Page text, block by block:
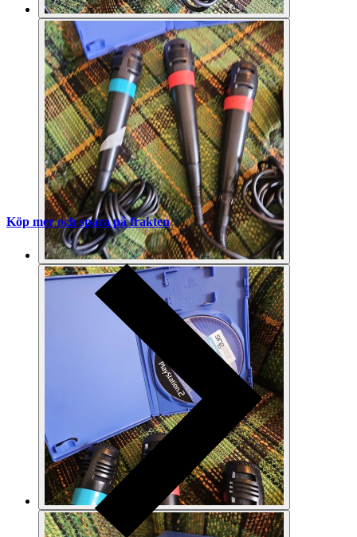
Köp mer och spara på frakten